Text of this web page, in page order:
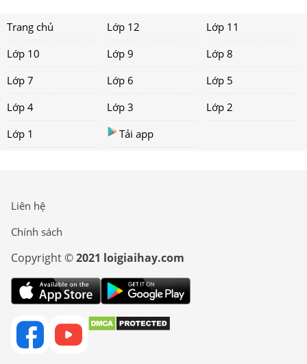
Trang chủ Lớp 12
Lớp 11
Lớp 10
Lớp 9
Lớp 8
Lớp 7
Lớp 6
Lớp 5
Lớp 4
Lớp 3
Lớp 2
Lớp 1
Tải app
Liên hệ
Chính sách
Copyright ©2021 loigiaihay.com